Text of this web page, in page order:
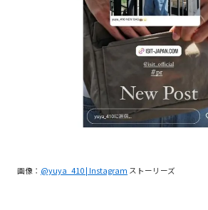
画像： @yuya_410 | Instagram ストーリーズ